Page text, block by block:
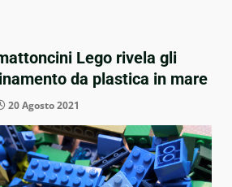
Lego rivela gli
da plastica in mare
20 Agosto 2021